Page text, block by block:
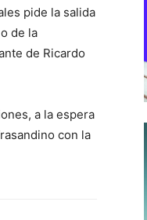
pide la salida
de la
de Ricardo
a la espera
con la